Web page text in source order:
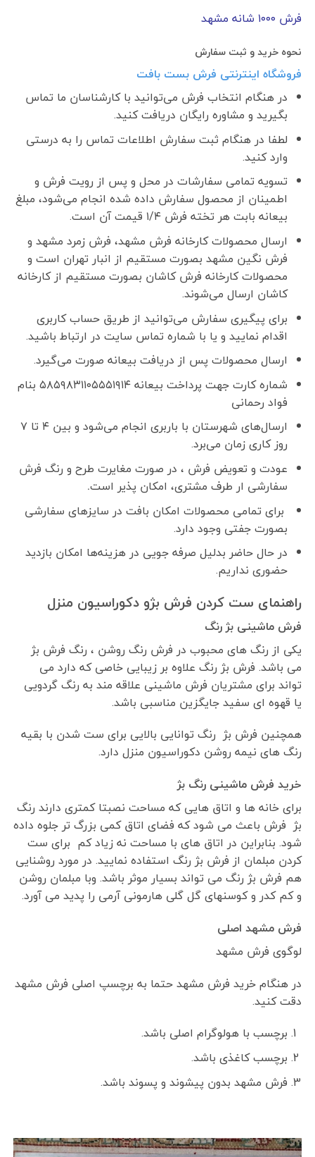
فرش ١٠٠٠ شانه مشهد
نحوه خرید و ثبت سفارش
فروشگاه اینترنتی فرش بست بافت
در هنگام انتخاب فرش می‌توانید با کارشناسان ما تماس
بگیرید و مشاوره رایگان دریافت کنید.
لطفا در هنگام ثبت سفارش اطلاعات تماس را به درستی
وارد کنید.
تسویه تمامی سفارشات در محل و پس از رویت فرش و
اطمینان از محصول سفارش داده شده انجام می‌شود، مبلغ
بیعانه بابت هر تخته فرش ۱/۴ قیمت آن است.
ارسال محصولات کارخانه فرش مشهد، فرش زمرد مشهد و
فرش نگین مشهد بصورت مستقیم از انبار تهران است و
محصولات کارخانه فرش کاشان بصورت مستقیم از کارخانه
کاشان ارسال می‌شوند.
برای پیگیری سفارش می‌توانید از طریق حساب کاربری
اقدام نمایید و یا با شماره تماس سایت در ارتباط باشید.
ارسال محصولات پس از دریافت بیعانه صورت می‌گیرد.
شماره کارت جهت پرداخت بیعانه ۵۸۵۹۸۳۱۱۰۵۵۵۱۹۱۴ بنام
فواد رحمانی
ارسال‌های شهرستان با باربری انجام می‌شود و بین ۴ تا ۷
روز کاری زمان می‌برد.
عودت و تعویض فرش ، در صورت مغایرت طرح و رنگ فرش
سفارشی ار طرف مشتری، امکان پذیر است.
برای تمامی محصولات امکان بافت در سایزهای سفارشی
بصورت جفتی وجود دارد.
در حال حاضر بدلیل صرفه جویی در هزینه‌ها امکان بازدید
حضوری نداریم.
راهنمای ست کردن فرش بژو دکوراسیون منزل
فرش ماشینی بژ رنگ
یکی از رنگ های محبوب در فرش رنگ روشن ، رنگ فرش بژ
می باشد. فرش بژ رنگ علاوه بر زیبایی خاصی که دارد می
تواند برای مشتریان فرش ماشینی علاقه مند به رنگ گردویی
یا قهوه ای سفید جایگزین مناسبی باشد.
همچنین فرش بژ رنگ توانایی بالایی برای ست شدن با بقیه
رنگ های نیمه روشن دکوراسیون منزل دارد.
خرید فرش ماشینی رنگ بژ
برای خانه ها و اتاق هایی که مساحت نصبتا کمتری دارند رنگ
بژ فرش باعث می شود که فضای اتاق کمی بزرگ تر جلوه داده
شود. بنابراین در اتاق های با مساحت نه زیاد کم برای ست
کردن مبلمان از فرش بژ رنگ استفاده نمایید. در مورد روشنایی
هم فرش بژ رنگ می تواند بسیار موثر باشد. وبا مبلمان روشن
و کم کدر و کوسنهای گل گلی هارمونی آرمی را پدید می آورد.
فرش مشهد اصلی
لوگوی فرش مشهد
در هنگام خرید فرش مشهد حتما به برچسپ اصلی فرش مشهد
دقت کنید.
برچسب با هولوگرام اصلی باشد.
برچسب کاغذی باشد.
فرش مشهد بدون پیشوند و پسوند باشد.